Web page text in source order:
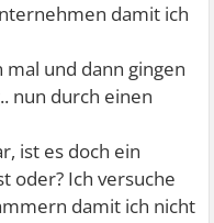
damit ich
mal und dann gingen
nun durch einen
ist es doch ein
oder? Ich versuche
damit ich nicht